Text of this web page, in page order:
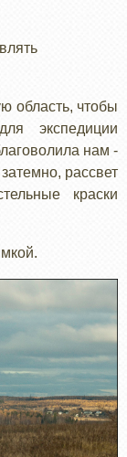
область, чтобы
экспедиции
нам -
рассвет
краски